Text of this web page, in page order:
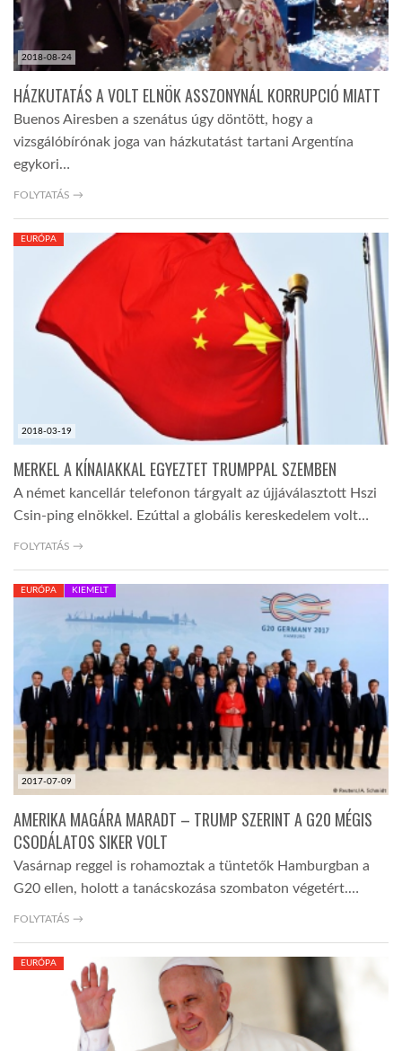
2018-08-24
HÁZKUTATÁS A VOLT ELNÖK ASSZONYNÁL KORRUPCIÓ MIATT
Buenos Airesben a szenátus úgy döntött, hogy a
vizsgálóbírónak joga van házkutatást tartani Argentína
egykori…
FOLYTATÁS →
2018-03-19
EURÓPA
MERKEL A KÍNAIAKKAL EGYEZTET TRUMPPAL SZEMBEN
A német kancellár telefonon tárgyalt az újjáválasztott Hszi
Csin-ping elnökkel. Ezúttal a globális kereskedelem volt…
FOLYTATÁS →
2017-07-09
EURÓPA KIEMELT
AMERIKA MAGÁRA MARADT – TRUMP SZERINT A G20 MÉGIS
CSODÁLATOS SIKER VOLT
Vasárnap reggel is rohamoztak a tüntetők Hamburgban a
G20 ellen, holott a tanácskozása szombaton végetért.…
FOLYTATÁS →
EURÓPA